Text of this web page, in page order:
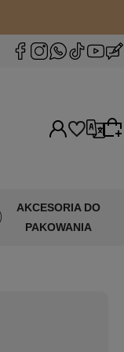
AKCESORIA DO
PAKOWANIA